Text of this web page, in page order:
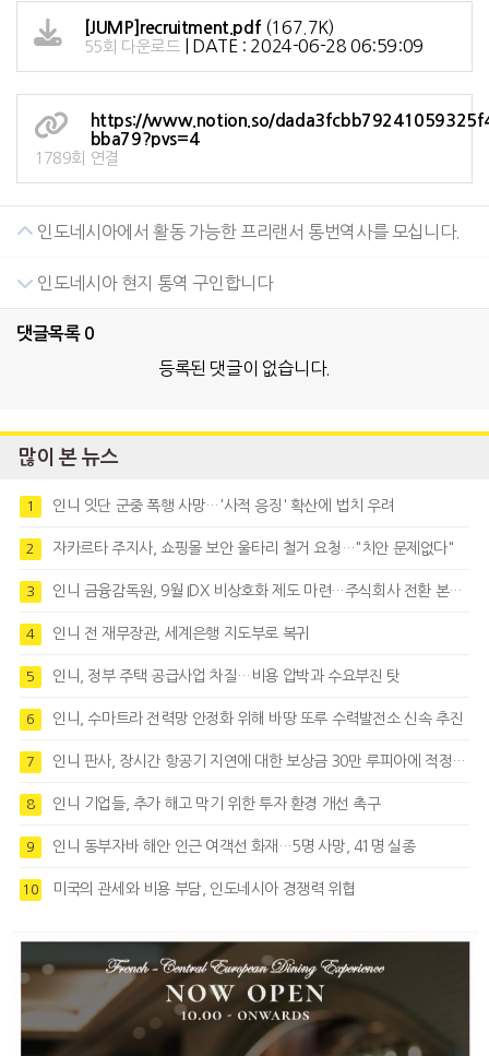
[JUMP]recruitment.pdf (167.7K)
55회 다운로드 DATE : 2024-06-28 06:59:09
https://www.notion.so/
bba79?pvs=4
1789회 연결
인도네시아에서 활동 가능한 프리랜서 통번역사를 모십니다.
인도네시아 현지 통역 구인합니다
댓글목록 0
등록된 댓글이 없습니다.
많이 본 뉴스
1 인니 잇단 군중 폭행 사망…'사적 응징' 확산에 법치 우려
2 자카르타 주지사, 쇼핑몰 보안 울타리 철거 요청…"치안 문제없다"
3 인니 금융감독원, 9월 IDX 비상호화 제도 마련…주식회사 전환 본격화
4 인니 전 재무장관, 세계은행 지도부로 복귀
5 인니, 정부 주택 공급사업 차질…비용 압박과 수요부진 탓
6 인니, 수마트라 전력망 안정화 위해 바땅 또루 수력발전소 신속 추진
7 인니 판사, 장시간 항공기 지연에 대한 보상금 30만 루피아에 적정성 제기
8 인니 기업들, 추가 해고 막기 위한 투자 환경 개선 촉구
9 인니 동부자바 해안 인근 여객선 화재…5명 사망, 41명 실종
10 미국의 관세와 비용 부담, 인도네시아 경쟁력 위협